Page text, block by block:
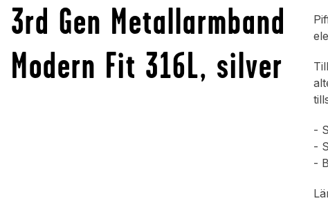
3rd Gen Metallarmband
Modern Fit 316L, silver
-
-
-